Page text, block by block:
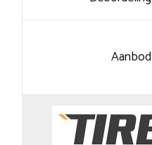
Aanbod